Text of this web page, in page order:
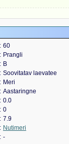
60
Prangli
B
Soovitatav laevatee
Meri
Aastaringne
0.0
0
7.9
Nutimeri
-